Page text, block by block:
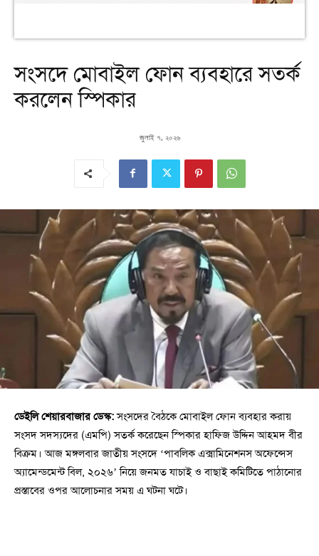
সংসদে মোবাইল ফোন ব্যবহারে সতর্ক
করলেন স্পিকার
জুলাই ৭, ২০২৬
ডেইলি শেয়ারবাজার ডেস্ক:সংসদের বৈঠকে মোবাইল ফোন ব্যবহার করায়
সংসদ সদস্যদের (এমপি) সতর্ক করেছেন স্পিকার হাফিজ উদ্দিন আহমদ বীর
বিক্রম। আজ মঙ্গলবার জাতীয় সংসদে ‘পাবলিক এক্সামিনেশনস অফেন্সেস
অ্যামেন্ডমেন্ট বিল, ২০২৬’ নিয়ে জনমত যাচাই ও বাছাই কমিটিতে পাঠানোর
প্রস্তাবের ওপর আলোচনার সময় এ ঘটনা ঘটে।